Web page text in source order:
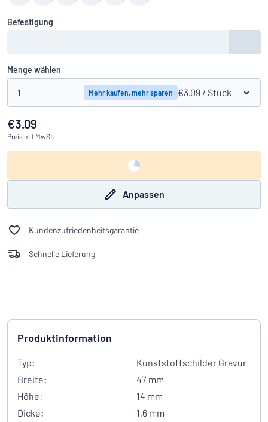
Befestigung
Menge wählen
1 Mehr kaufen, mehr sparen €3.09 / Stück
€3.09
Preis mit MwSt.
Anpassen
Kundenzufriedenheitsgarantie
Schnelle Lieferung
Produktinformation
Typ:
Kunststoffschilder Gravur
Breite:
47 mm
Höhe:
14 mm
Dicke:
1,6 mm